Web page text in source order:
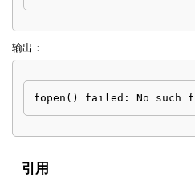
输出：
fopen() failed: No
引用